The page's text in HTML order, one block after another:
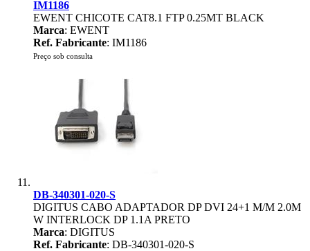
IM1186
EWENT CHICOTE CAT8.1 FTP 0.25MT BLACK
Marca: EWENT
Ref. Fabricante: IM1186
Preço sob consulta
DB-340301-020-S
DIGITUS CABO ADAPTADOR DP DVI 24+1 M/M 2.0M
W INTERLOCK DP 1.1A PRETO
Marca: DIGITUS
Ref. Fabricante: DB-340301-020-S